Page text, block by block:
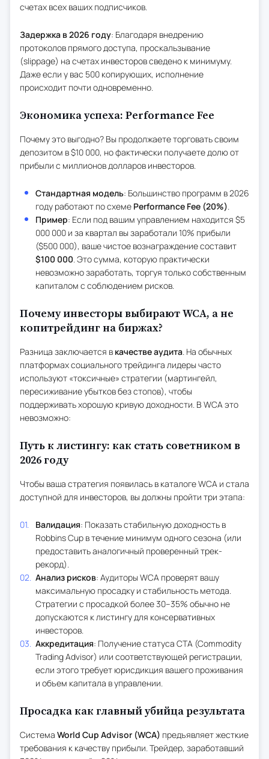
счетах всех ваших подписчиков.
Задержка в 2026 году: Благодаря внедрению
протоколов прямого доступа, проскальзывание
(slippage) на счетах инвесторов сведено к минимуму.
Даже если у вас 500 копирующих, исполнение
происходит почти одновременно.
Экономика успеха: Performance Fee
Почему это выгодно? Вы продолжаете торговать своим
депозитом в $10 000, но фактически получаете долю от
прибыли с миллионов долларов инвесторов.
Стандартная модель: Большинство программ в 2026
году работают по схеме Performance Fee (20%).
Пример: Если под вашим управлением находится $5
000 000 и за квартал вы заработали 10% прибыли
($500 000), ваше чистое вознаграждение составит
$100 000. Это сумма, которую практически
невозможно заработать, торгуя только собственным
капиталом с соблюдением рисков.
Почему инвесторы выбирают WCA, а не
копитрейдинг на биржах?
Разница заключается в качестве аудита. На обычных
платформах социального трейдинга лидеры часто
используют «токсичные» стратегии (мартингейл,
пересиживание убытков без стопов), чтобы
поддерживать хорошую кривую доходности. В WCA это
невозможно:
Путь к листингу: как стать советником в
2026 году
Чтобы ваша стратегия появилась в каталоге WCA и стала
доступной для инвесторов, вы должны пройти три этапа:
Валидация: Показать стабильную доходность в
Robbins Cup в течение минимум одного сезона (или
предоставить аналогичный проверенный трек-
рекорд).
Анализ рисков: Аудиторы WCA проверят вашу
максимальную просадку и стабильность метода.
Стратегии с просадкой более 30–35% обычно не
допускаются к листингу для консервативных
инвесторов.
Аккредитация: Получение статуса CTA (Commodity
Trading Advisor) или соответствующей регистрации,
если этого требует юрисдикция вашего проживания
и объем капитала в управлении.
Просадка как главный убийца результата
Система World Cup Advisor (WCA) предъявляет жесткие
требования к качеству прибыли. Трейдер, заработавший